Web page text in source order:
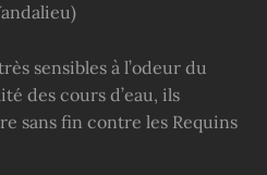
sensibles à l’odeur du
des cours d’eau, ils
sans fin contre les Requins